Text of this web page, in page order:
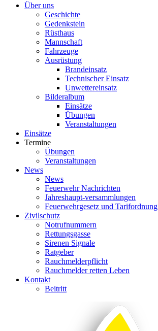
Über uns
Geschichte
Gedenkstein
Rüsthaus
Mannschaft
Fahrzeuge
Ausrüstung
Brandeinsatz
Technischer Einsatz
Unwettereinsatz
Bilderalbum
Einsätze
Übungen
Veranstaltungen
Einsätze
Termine
Übungen
Veranstaltungen
News
News
Feuerwehr Nachrichten
Jahreshaupt-versammlungen
Feuerwehrgesetz und Tarifordnung
Zivilschutz
Notrufnummern
Rettungsgasse
Sirenen Signale
Ratgeber
Rauchmelderpflicht
Rauchmelder retten Leben
Kontakt
Beitritt